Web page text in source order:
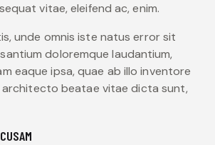
vitae, eleifend ac, enim.
unde omnis iste natus error sit
doloremque laudantium,
eaque ipsa, quae ab illo inventore
beatae vitae dicta sunt,